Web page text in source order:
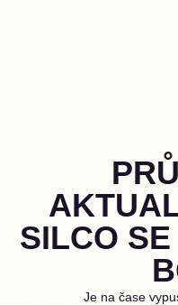
SILCO
Je na čase